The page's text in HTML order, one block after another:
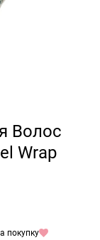
Волос
Wrap
покупку